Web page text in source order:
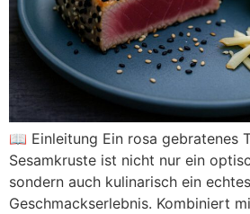
📖 Einleitung Ein rosa gebratenes
Sesamkruste ist nicht nur ein
sondern auch kulinarisch ein echtes
Geschmackserlebnis. Kombiniert